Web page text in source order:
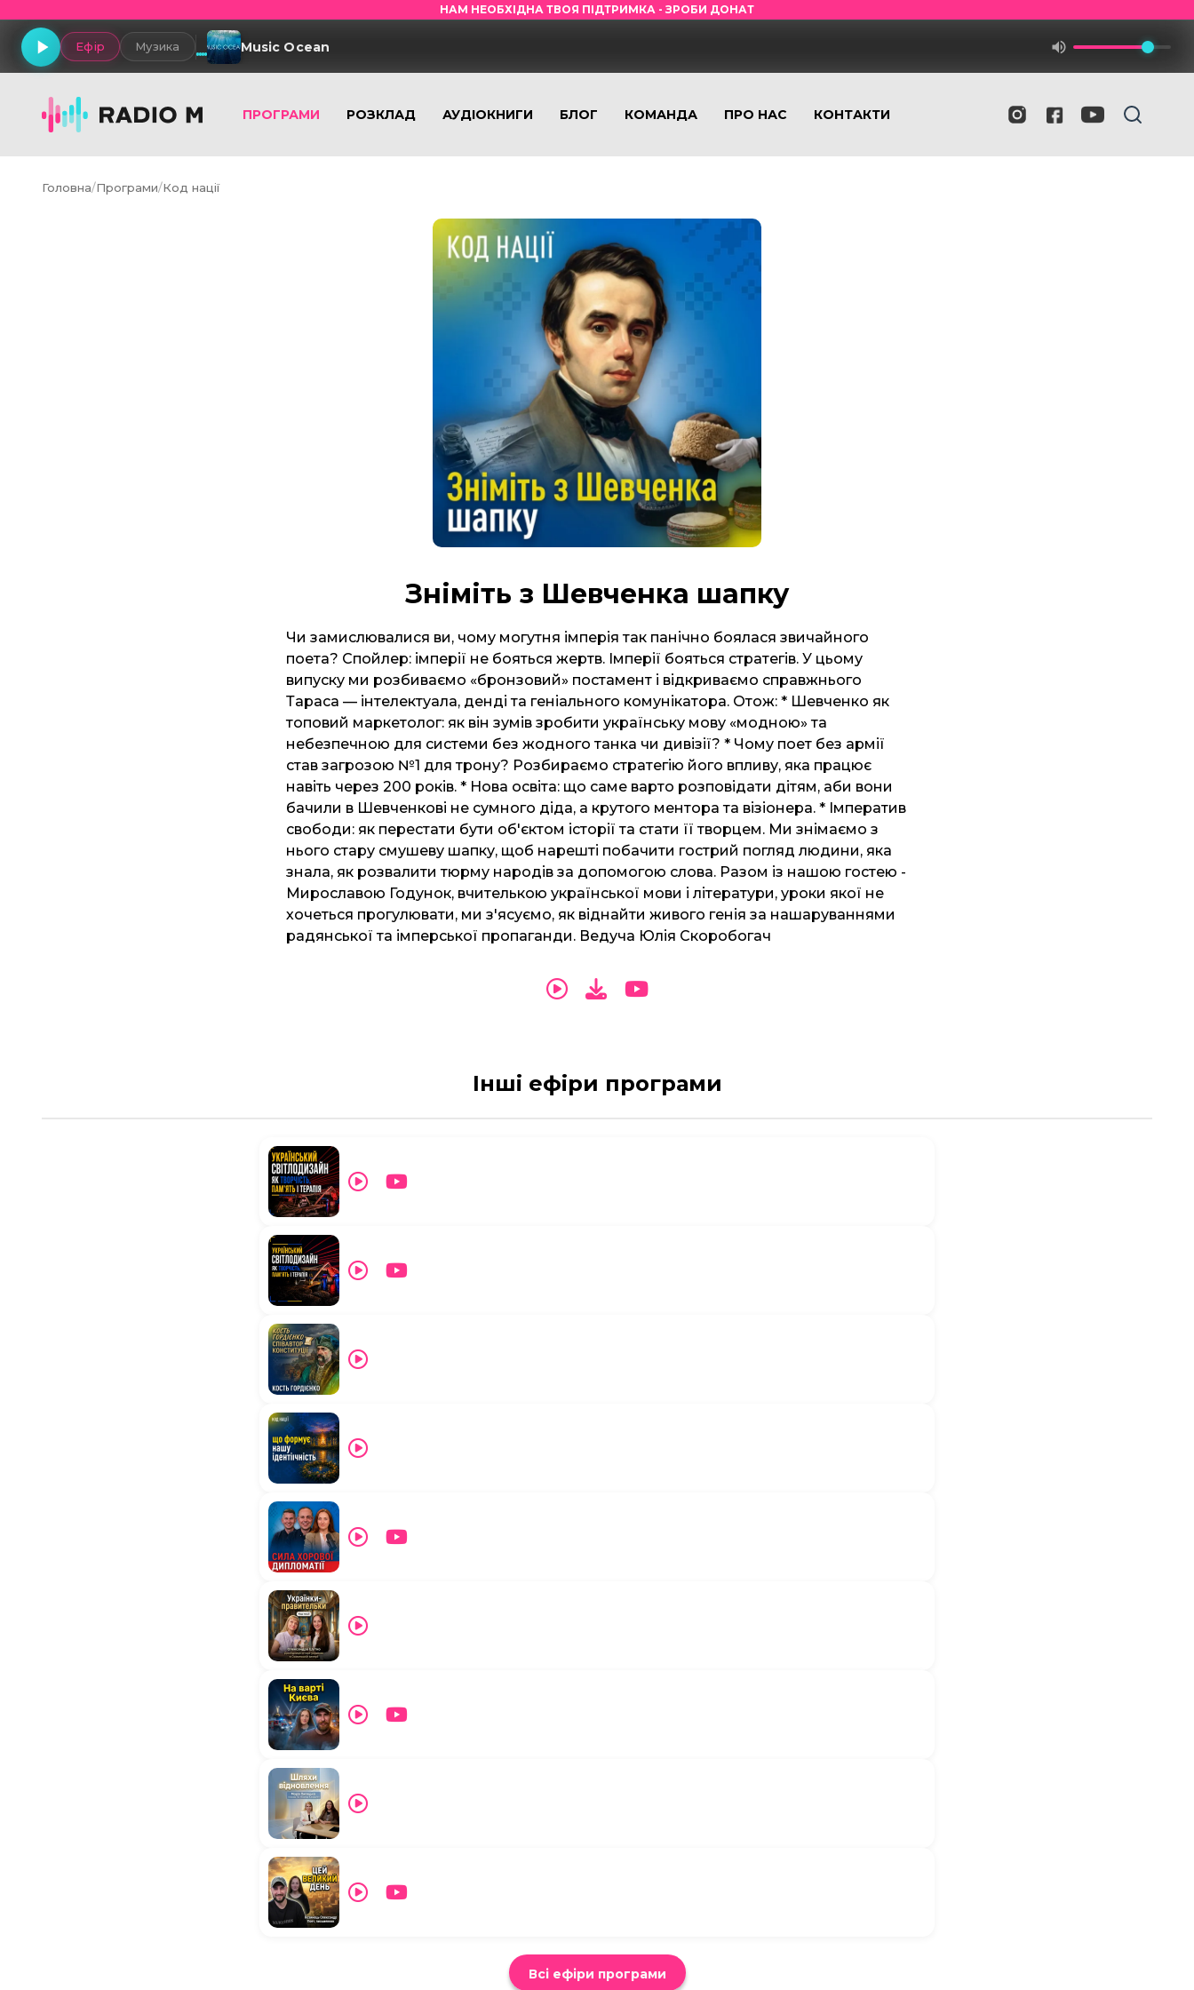
НАМ НЕОБХІДНА ТВОЯ ПІДТРИМКА - ЗРОБИ ДОНАТ
Ефір Музика Music Ocean
ПРОГРАМИ РОЗКЛАД АУДІОКНИГИ БЛОГ КОМАНДА ПРО НАС КОНТАКТИ
Головна/Програми/Код нації
Зніміть з Шевченка шапку
Чи замислювалися ви, чому могутня імперія так панічно боялася звичайного
поета? Спойлер: імперії не бояться жертв. Імперії бояться стратегів. У цьому
випуску ми розбиваємо «бронзовий» постамент і відкриваємо справжнього
Тараса — інтелектуала, денді та геніального комунікатора. Отож: * Шевченко як
топовий маркетолог: як він зумів зробити українську мову «модною» та
небезпечною для системи без жодного танка чи дивізії? * Чому поет без армії
став загрозою №1 для трону? Розбираємо стратегію його впливу, яка працює
навіть через 200 років. * Нова освіта: що саме варто розповідати дітям, аби вони
бачили в Шевченкові не сумного діда, а крутого ментора та візіонера. * Імператив
свободи: як перестати бути об'єктом історії та стати її творцем. Ми знімаємо з
нього стару смушеву шапку, щоб нарешті побачити гострий погляд людини, яка
знала, як розвалити тюрму народів за допомогою слова. Разом із нашою гостею -
Мирославою Годунок, вчителькою української мови і літератури, уроки якої не
хочеться прогулювати, ми з'ясуємо, як віднайти живого генія за нашаруваннями
радянської та імперської пропаганди. Ведуча Юлія Скоробогач
Інші ефіри програми
Всі ефіри програми